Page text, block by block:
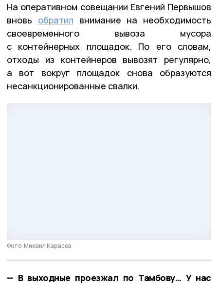
На оперативном совещании Евгений Первышов
вновь обратил внимание на необходимость
своевременного вывоза мусора
с контейнерных площадок. По его словам,
отходы из контейнеров вывозят регулярно,
а вот вокруг площадок снова образуются
несанкционированные свалки.
Фото: Михаил Карасев
— В выходные проезжал по Тамбову… У нас